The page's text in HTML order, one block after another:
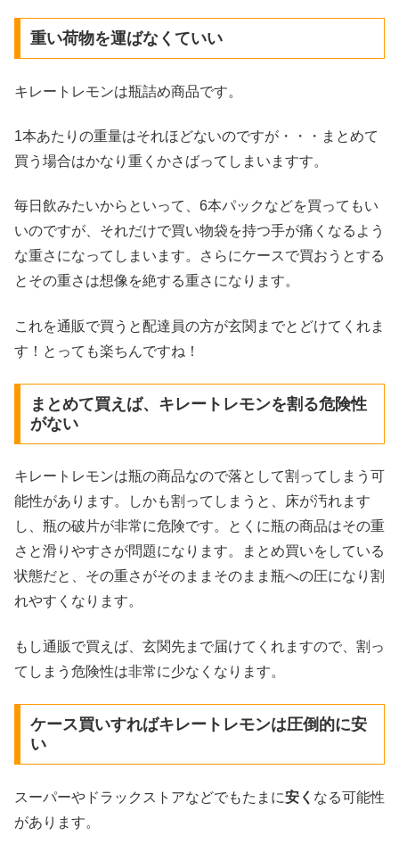
重い荷物を運ばなくていい
キレートレモンは瓶詰め商品です。
1本あたりの重量はそれほどないのですが・・・まとめて
買う場合はかなり重くかさばってしまいますす。
毎日飲みたいからといって、6本パックなどを買ってもい
いのですが、それだけで買い物袋を持つ手が痛くなるよう
な重さになってしまいます。さらにケースで買おうとする
とその重さは想像を絶する重さになります。
これを通販で買うと配達員の方が玄関までとどけてくれま
す！とっても楽ちんですね！
まとめて買えば、キレートレモンを割る危険性
がない
キレートレモンは瓶の商品なので落として割ってしまう可
能性があります。しかも割ってしまうと、床が汚れます
し、瓶の破片が非常に危険です。とくに瓶の商品はその重
さと滑りやすさが問題になります。まとめ買いをしている
状態だと、その重さがそのままそのまま瓶への圧になり割
れやすくなります。
もし通販で買えば、玄関先まで届けてくれますので、割っ
てしまう危険性は非常に少なくなります。
ケース買いすればキレートレモンは圧倒的に安
い
スーパーやドラックストアなどでもたまに安く なる可能性
があります。